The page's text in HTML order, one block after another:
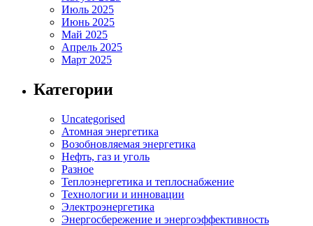
Июль 2025
Июнь 2025
Май 2025
Апрель 2025
Март 2025
Категории
Uncategorised
Атомная энергетика
Возобновляемая энергетика
Нефть, газ и уголь
Разное
Теплоэнергетика и теплоснабжение
Технологии и инновации
Электроэнергетика
Энергосбережение и энергоэффективность